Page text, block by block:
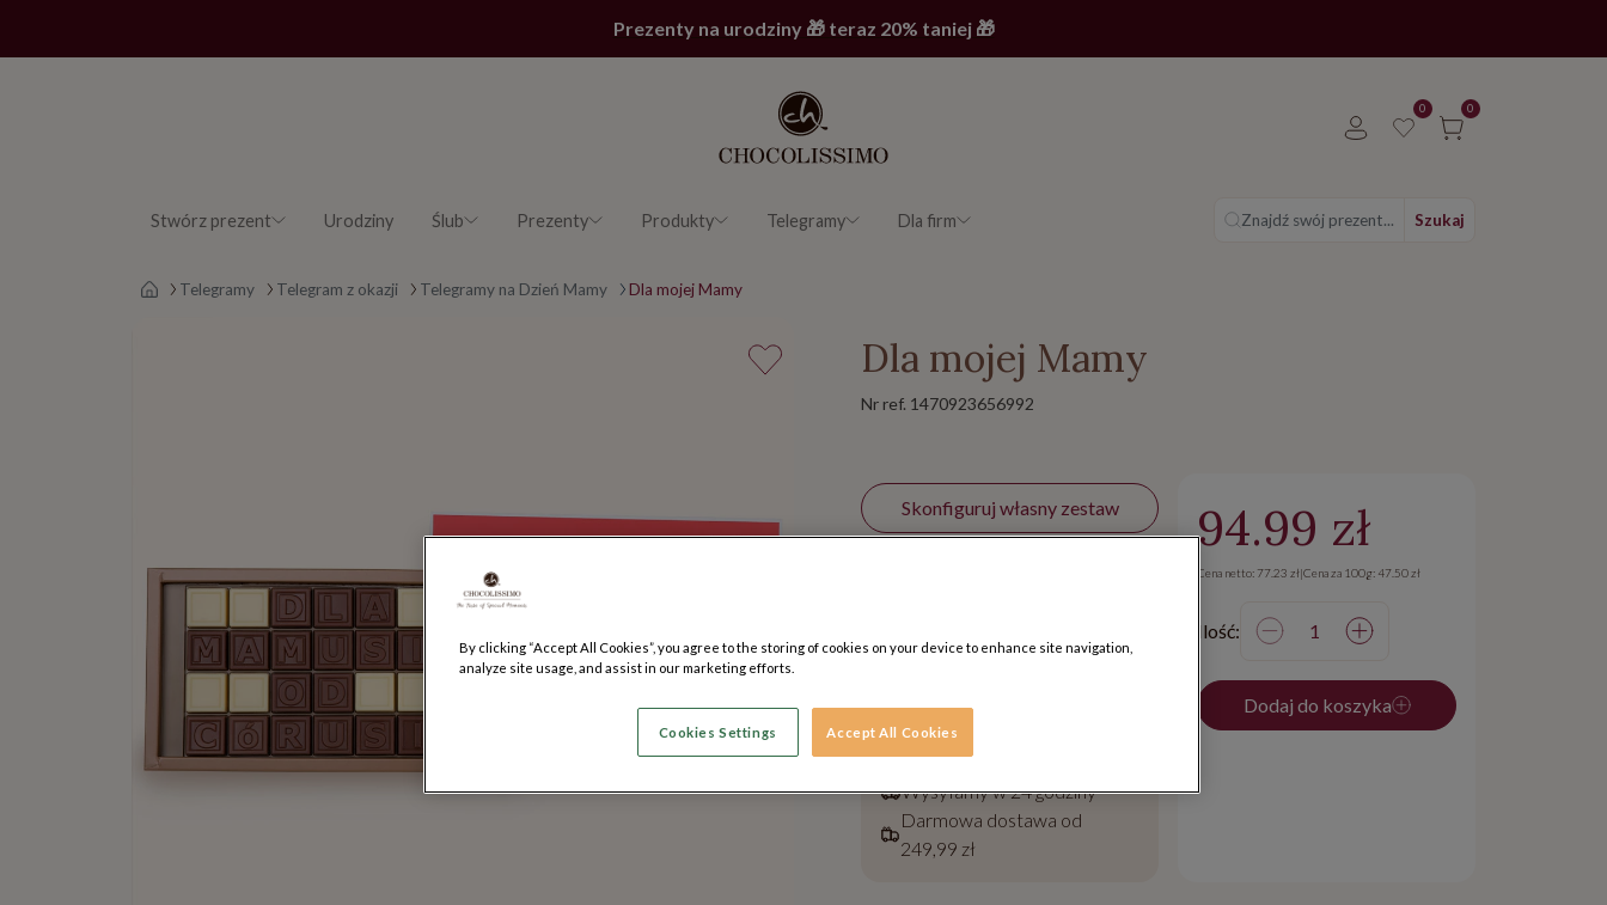
Prezenty na urodziny 🎁 teraz 20% taniej 🎁
0 0
Stwórz prezent Urodziny Ślub Prezenty Produkty Telegramy Dla firm Znajdź swój prezent... Szukaj
Strona główna
Telegramy Telegram z okazji Telegramy na Dzień Mamy Dla mojej Mamy
Dla mojej Mamy
Nr ref. 1470923656992
Skonfiguruj własny zestaw
(sprawdź*)
Sprawdź metody dostawy
Wysyłamy w 24 godziny
Darmowa dostawa od
249,99 zł
94.99 zł
Cena netto: 77.23 zł|Cena za 100g: 47.50 zł
Ilość:
Dodaj do koszyka
By clicking “Accept All Cookies”, you agree to the storing of cookies on your device to enhance site navigation,
analyze site usage, and assist in our marketing efforts.
Cookies Settings Accept All Cookies